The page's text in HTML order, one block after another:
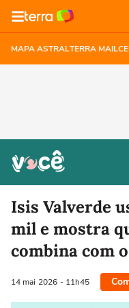
MAPA ASTRALTERRA MAIL
Isis Valverde
mil e mostra
combina com
14 mai 2026 - 11h45